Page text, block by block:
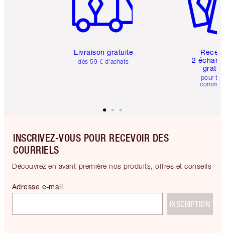
Livraison gratuite
dès 59 € d'achats
2
pour
INSCRIVEZ-VOUS POUR RECEVOIR DES
COURRIELS
Découvrez en avant-première nos produits, offres et conseils
Adresse e-mail
INSCRIPTION